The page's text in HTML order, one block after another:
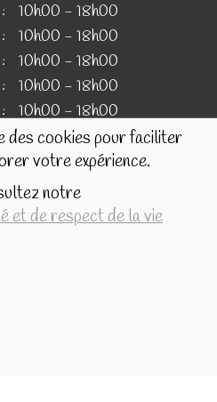
des cookies pour faciliter
votre expérience.
notre
et de respect de la vie
10h00 - 18h00
10h00 - 18h00
10h00 - 18h00
10h00 - 18h00
10h00 - 18h00
les produits en vente